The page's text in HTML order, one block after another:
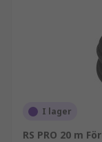
I lager
RS PRO 20 m